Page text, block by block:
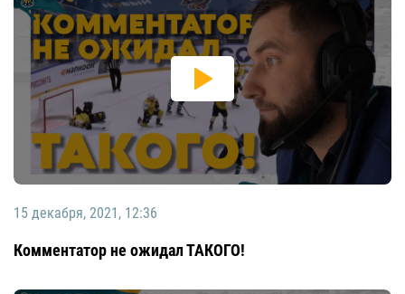
15 декабря, 2021, 12:36
Комментатор не ожидал ТАКОГО!